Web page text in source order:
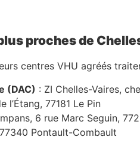
proches de
centres VHU agréés
(DAC) : ZI Chelles-Vaires,
l’Étang, 77181 Le Pin
6 rue Marc Seguin,
Pontault-Combault